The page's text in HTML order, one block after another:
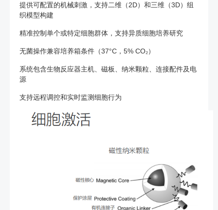
提供可配置的机械刺激，支持二维（2D）和三维（3D）组
织模型构建
精准控制单个或特定细胞群体，支持异质细胞培养研究
无菌操作兼容培养箱条件（37°C，5% CO₂）
系统包含生物反应器主机、磁板、纳米颗粒、连接配件及电
源
支持远程调控和实时监测细胞行为